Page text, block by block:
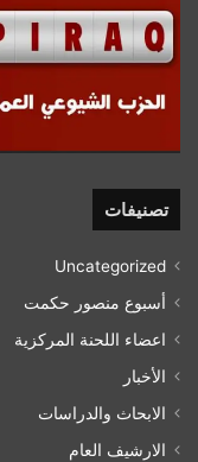
تصنيفات
Uncategorized
أسبوع منصور حكمت
اعضاء اللحنة المركزية
الأخبار
الابحاث والدراسات
الارشيف العام